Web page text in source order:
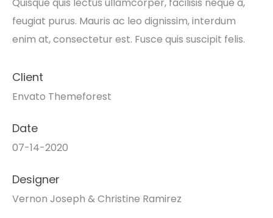
feugiat purus. Mauris ac leo dignissim, interdum
enim at, consectetur est. Fusce quis suscipit felis.
Client
Envato Themeforest
Date
07-14-2020
Designer
Vernon Joseph & Christine Ramirez